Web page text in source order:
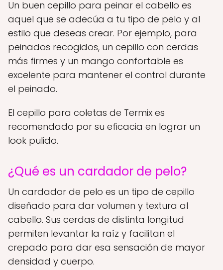
Un buen cepillo para peinar el cabello es
aquel que se adecúa a tu tipo de pelo y al
estilo que deseas crear. Por ejemplo, para
peinados recogidos, un cepillo con cerdas
más firmes y un mango confortable es
excelente para mantener el control durante
el peinado.
El cepillo para coletas de Termix es
recomendado por su eficacia en lograr un
look pulido.
¿Qué es un cardador de pelo?
Un cardador de pelo es un tipo de cepillo
diseñado para dar volumen y textura al
cabello. Sus cerdas de distinta longitud
permiten levantar la raíz y facilitan el
crepado para dar esa sensación de mayor
densidad y cuerpo.